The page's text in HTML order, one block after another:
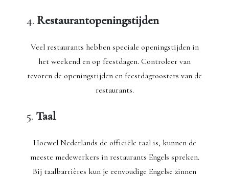
4. Restaurantopeningstijden
Veel restaurants hebben speciale openingstijden in
het weekend en op feestdagen. Controleer van
tevoren de openingstijden en feestdagroosters van de
restaurants.
5. Taal
Hoewel Nederlands de officiële taal is, kunnen de
meeste medewerkers in restaurants Engels spreken.
Bij taalbarrières kun je eenvoudige Engelse zinnen